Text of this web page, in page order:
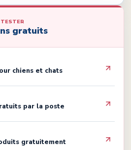
gratuits
chiens et chats
par la poste
gratuitement